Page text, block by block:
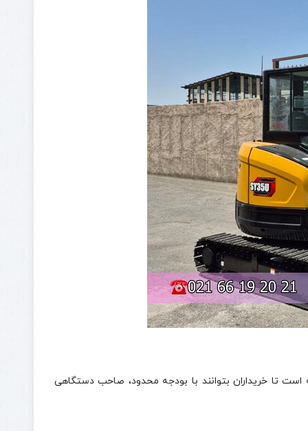
تا خریداران بتوانند با بودجه محدود، صاحب دستگاهی